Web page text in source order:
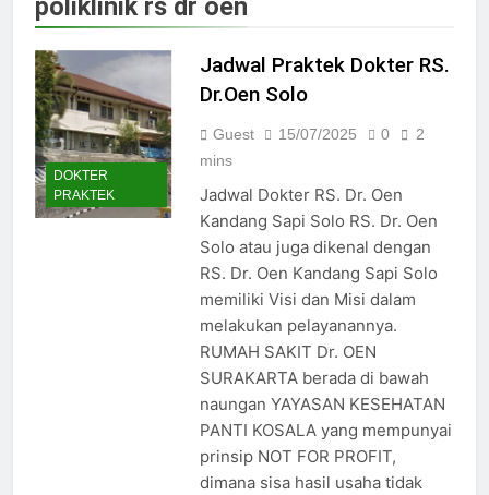
Jadwal Dokter RS PKU Solo:
15/07/2025
Jadwal Praktek Dokter RS
Maguan Husada Wonogiri
15/07/2025
Daftar online rs sarila
Jadwal Dokter RS. Puri Asih
Salatiga 2025
15/07/2025
Jadwal Dokter RS Mulia
Hati Wonogiri
15/07/2025
Pendaftaran Pasien BPJS
RSUD Bung Karno
24/05/2024
Pendaftaran Pasien BPJS
RSUD Banyumas
poliklinik rs dr oen
DOKTER
PRAKTEK
Jadwal Praktek Dokter RS.
Dr.Oen Solo
Guest 15/07/2025 0
2
mins
Jadwal Dokter RS. Dr. Oen
Kandang Sapi Solo RS. Dr. Oen
Solo atau juga dikenal dengan
RS. Dr. Oen Kandang Sapi Solo
memiliki Visi dan Misi dalam
melakukan pelayanannya.
RUMAH SAKIT Dr. OEN
SURAKARTA berada di bawah
naungan YAYASAN KESEHATAN
PANTI KOSALA yang mempunyai
prinsip NOT FOR PROFIT,
dimana sisa hasil usaha tidak